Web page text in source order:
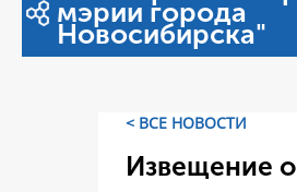
мэрии города
Новосибирска"
< ВСЕ НОВОСТИ
Извещение о